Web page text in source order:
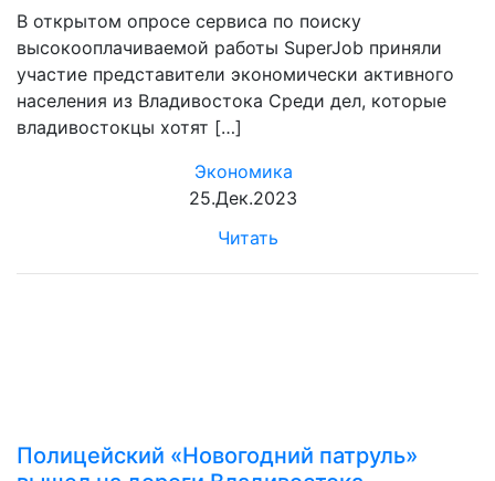
В открытом опросе сервиса по поиску
высокооплачиваемой работы SuperJob приняли
участие представители экономически активного
населения из Владивостока Среди дел, которые
владивостокцы хотят […]
Экономика
25.Дек.2023
Читать
Полицейский «Новогодний патруль»